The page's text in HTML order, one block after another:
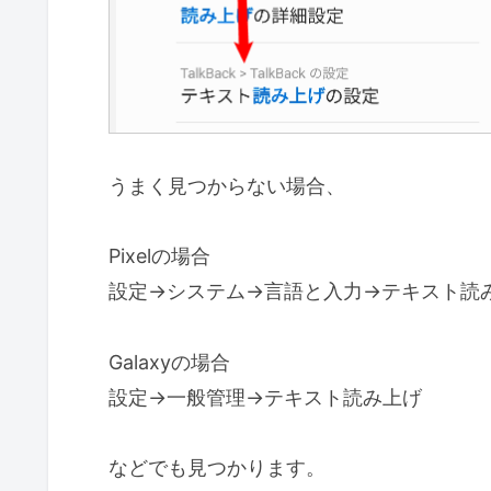
うまく見つからない場合、
Pixelの場合
設定→システム→言語と入力→テキスト読
Galaxyの場合
設定→一般管理→テキスト読み上げ
などでも見つかります。